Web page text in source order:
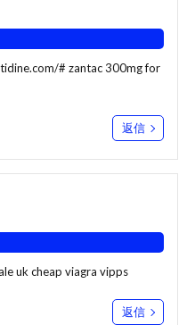
# zantac 300mg for
返信
uk cheap viagra vipps
返信